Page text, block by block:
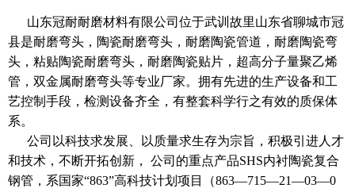
山东冠耐耐磨材料有限公司位于武训故里山东省聊城市冠
县是耐磨弯头，陶瓷耐磨弯头，耐磨陶瓷管道，耐磨陶瓷弯
头，粘贴陶瓷耐磨弯头，耐磨陶瓷贴片，超高分子量聚乙烯
管，双金属耐磨弯头等专业厂家。拥有先进的生产设备和工
艺控制手段，检测设备齐全，有整套科学行之有效的质保体
系。
公司以科技求发展、以质量求生存为宗旨，积极引进人才
和技术，不断开拓创新， 公司的重点产品SHS内衬陶瓷复合
钢管，系国家“863”高科技计划项目（863—715—21—03—0